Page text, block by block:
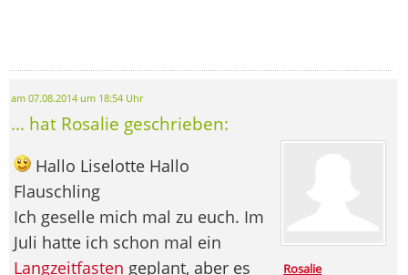
am 07.08.2014 um 18:54 Uhr
... hat Rosalie geschrieben:
Rosalie
Hallo Liselotte Hallo
Flauschling
Ich geselle mich mal zu euch. Im
Juli hatte ich schon mal ein
Langzeitfasten geplant, aber es